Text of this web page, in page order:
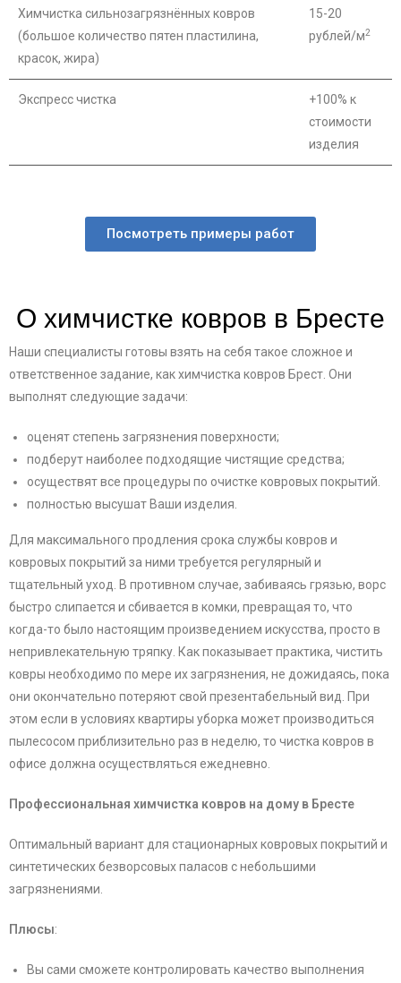
Химчистка сильнозагрязнённых ковров
(большое количество пятен пластилина,
красок, жира)
15-20
рублей/м2
Экспресс чистка
+100% к
стоимости
изделия
Посмотреть примеры работ
О химчистке ковров в Бресте
Наши специалисты готовы взять на себя такое сложное и
ответственное задание, как химчистка ковров Брест. Они
выполнят следующие задачи:
оценят степень загрязнения поверхности;
подберут наиболее подходящие чистящие средства;
осуществят все процедуры по очистке ковровых покрытий.
полностью высушат Ваши изделия.
Для максимального продления срока службы ковров и
ковровых покрытий за ними требуется регулярный и
тщательный уход. В противном случае, забиваясь грязью, ворс
быстро слипается и сбивается в комки, превращая то, что
когда-то было настоящим произведением искусства, просто в
непривлекательную тряпку. Как показывает практика, чистить
ковры необходимо по мере их загрязнения, не дожидаясь, пока
они окончательно потеряют свой презентабельный вид. При
этом если в условиях квартиры уборка может производиться
пылесосом приблизительно раз в неделю, то чистка ковров в
офисе должна осуществляться ежедневно.
Профессиональная химчистка ковров на дому в Бресте
Оптимальный вариант для стационарных ковровых покрытий и
синтетических безворсовых паласов с небольшими
загрязнениями.
Плюсы:
Вы сами сможете контролировать качество выполнения